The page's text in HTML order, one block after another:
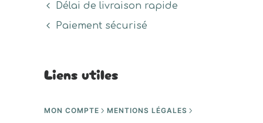
Délai de livraison rapide
Paiement sécurisé
Liens utiles
MON COMPTE MENTIONS LÉGALES